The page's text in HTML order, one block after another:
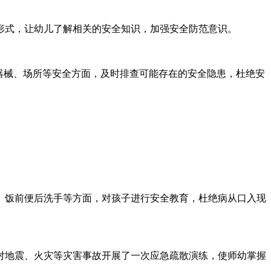
，让幼儿了解相关的安全知识，加强安全防范意识。
、场所等安全方面，及时排查可能存在的安全隐患，杜绝安
前便后洗手等方面，对孩子进行安全教育，杜绝病从口入现
震、火灾等灾害事故开展了一次应急疏散演练，使师幼掌握